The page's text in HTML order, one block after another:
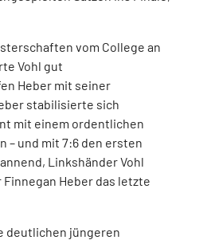
vom College an
Vohl gut
Heber mit seiner
stabilisierte sich
mit einem ordentlichen
– und mit 7:6 den ersten
Linkshänder Vohl
Heber das letzte
deutlichen jüngeren